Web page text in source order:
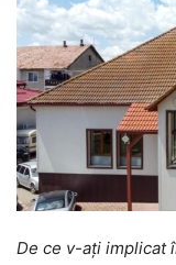
De ce v-ați implicat